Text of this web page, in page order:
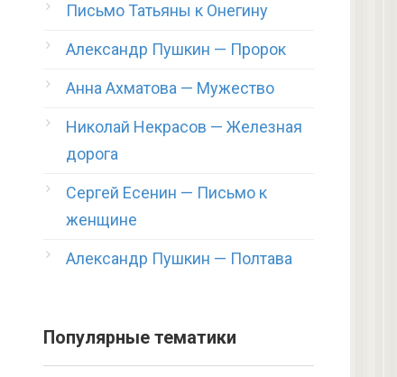
Письмо Татьяны к Онегину
Александр Пушкин — Пророк
Анна Ахматова — Мужество
Николай Некрасов — Железная
дорога
Сергей Есенин — Письмо к
женщине
Александр Пушкин — Полтава
Популярные тематики